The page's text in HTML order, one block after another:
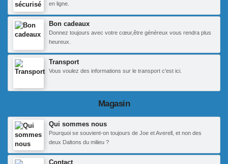
en ligne.
Bon cadeaux
Donnez toujours avec votre cœur,être généreux vous rendra plus
heureux.
Transport
Vous voulez des informations sur le transport c'est ici.
Magasin
Qui sommes nous
Pourquoi se souvient-on toujours de Joe et Averell, et non des
deux Daltons du milieu ?
Contact